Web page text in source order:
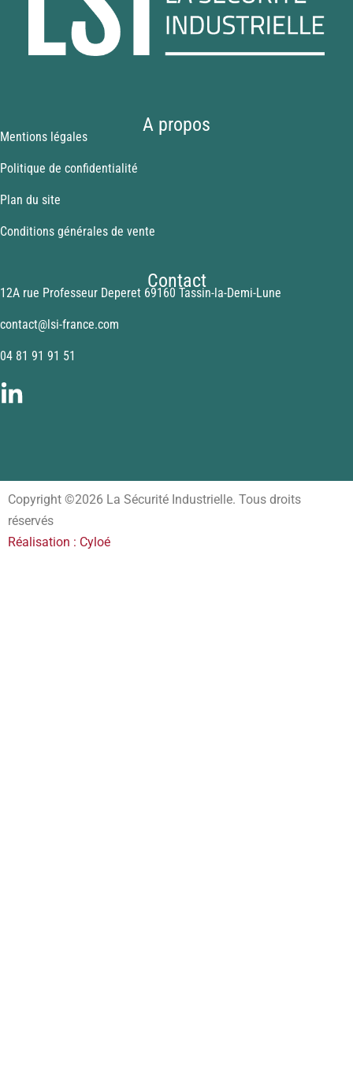
A propos
Mentions légales
Politique de confidentialité
Plan du site
Conditions générales de vente
Contact
12A rue Professeur Deperet 69160 Tassin-la-Demi-Lune
contact@lsi-france.com
04 81 91 91 51
Copyright ©2026 La Sécurité Industrielle. Tous droits
réservés
Réalisation : Cyloé